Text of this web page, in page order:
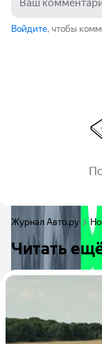
Войдите, чтобы
Журнал Авто.ру
Читать